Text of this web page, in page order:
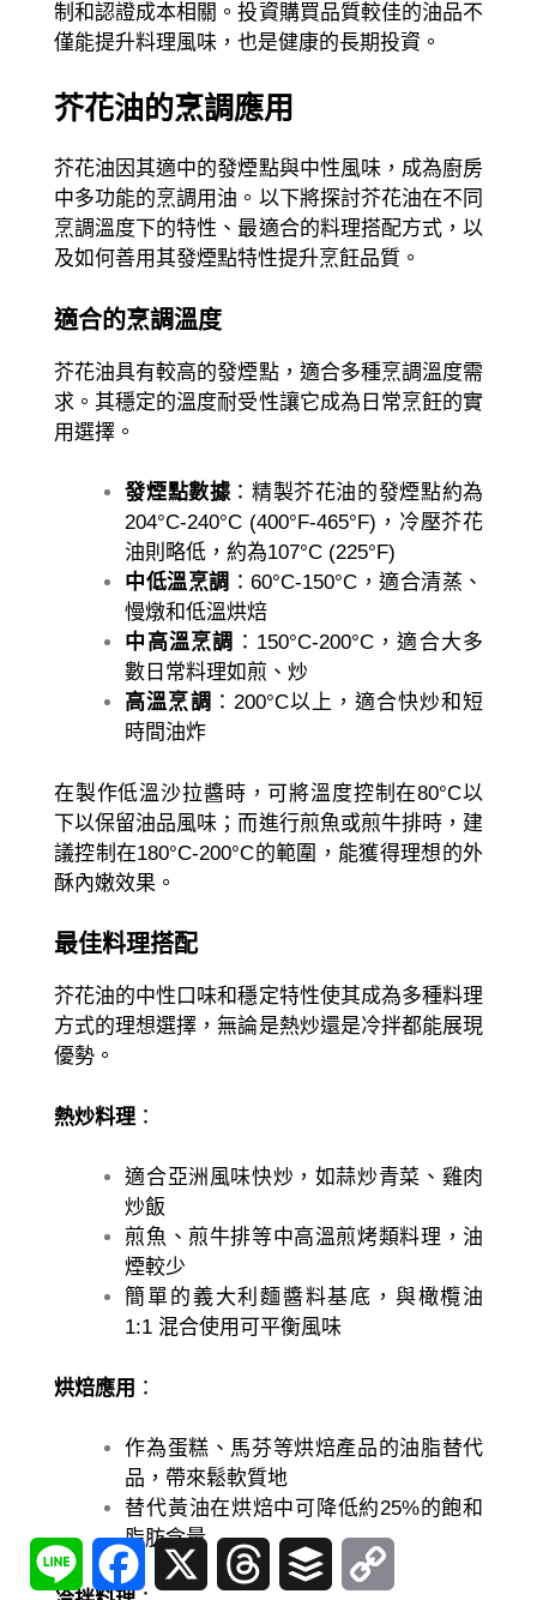
制和認證成本相關。投資購買品質較佳的油品不
僅能提升料理風味，也是健康的長期投資。
芥花油的烹調應用
芥花油因其適中的發煙點與中性風味，成為廚房
中多功能的烹調用油。以下將探討芥花油在不同
烹調溫度下的特性、最適合的料理搭配方式，以
及如何善用其發煙點特性提升烹飪品質。
適合的烹調溫度
芥花油具有較高的發煙點，適合多種烹調溫度需
求。其穩定的溫度耐受性讓它成為日常烹飪的實
用選擇。
發煙點數據 ：精製芥花油的發煙點約為
204°C-240°C (400°F-465°F)，冷壓芥花
油則略低，約為107°C (225°F)
中低溫烹調 ：60°C-150°C，適合清蒸、
慢燉和低溫烘焙
中高溫烹調 ：150°C-200°C，適合大多
數日常料理如煎、炒
高溫烹調 ：200°C以上，適合快炒和短
時間油炸
在製作低溫沙拉醬時，可將溫度控制在80°C以
下以保留油品風味；而進行煎魚或煎牛排時，建
議控制在180°C-200°C的範圍，能獲得理想的外
酥內嫩效果。
最佳料理搭配
芥花油的中性口味和穩定特性使其成為多種料理
方式的理想選擇，無論是熱炒還是冷拌都能展現
優勢。
熱炒料理：
適合亞洲風味快炒，如蒜炒青菜、雞肉
炒飯
煎魚、煎牛排等中高溫煎烤類料理，油
煙較少
簡單的義大利麵醬料基底，與橄欖油
1:1 混合使用可平衡風味
烘焙應用 ：
作為蛋糕、馬芬等烘焙產品的油脂替代
品，帶來鬆軟質地
替代黃油在烘焙中可降低約25%的飽和
脂肪含量
Line FacebookX Threads Buffer